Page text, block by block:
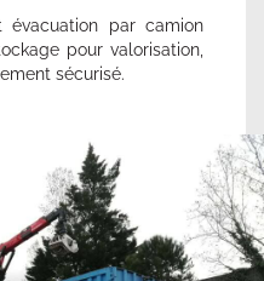
par camion
pour valorisation,
sécurisé.